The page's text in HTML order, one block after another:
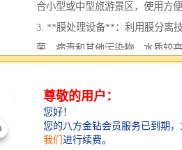
合小型或中型旅游景区，使用方
3. **膜处理设备**：利用膜分离
菌、病毒和其他污染物，水质较高
的有害物质沉淀或氧化，常用于
5. **污水提升泵站**：在地势较
提升至处理设施或排放点。